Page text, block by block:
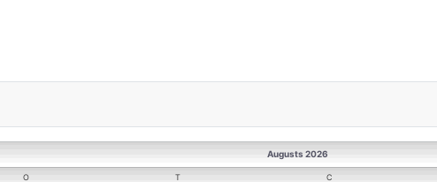
Augusts 2026
O T C